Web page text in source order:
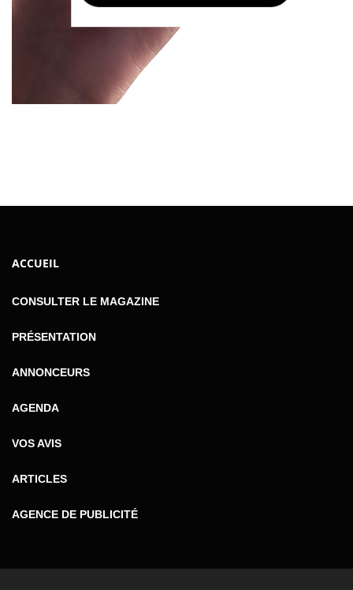
ACCUEIL
CONSULTER LE MAGAZINE
PRÉSENTATION
ANNONCEURS
AGENDA
VOS AVIS
ARTICLES
AGENCE DE PUBLICITÉ